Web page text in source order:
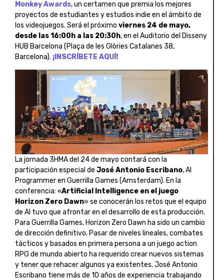
Monkey Awards, un certamen que premia los mejores
proyectos de estudiantes y estudios indie en el ámbito de
los videojuegos. Será el próximo viernes 24 de mayo,
desde las 16:00h a las 20:30h, en el Auditorio del Disseny
HUB Barcelona (Plaça de les Glòries Catalanes 38,
Barcelona). ¡INSCRÍBETE AQUÍ!
La jornada 3HMA del 24 de mayo contará con la
participación especial de José Antonio Escribano, AI
Programmer en Guerrilla Games (Amsterdam). En la
conferencia: «Artificial Intelligence en el juego
Horizon Zero Dawn» se conocerán los retos que el equipo
de AI tuvo que afrontar en el desarrollo de esta producción.
Para Guerrilla Games, Horizon Zero Dawn ha sido un cambio
de dirección definitivo. Pasar de niveles lineales, combates
tácticos y basados ​​en primera persona a un juego action
RPG de mundo abierto ha requerido crear nuevos sistemas
y tener que rehacer algunos ya existentes. José Antonio
Escribano tiene más de 10 años de experiencia trabajando